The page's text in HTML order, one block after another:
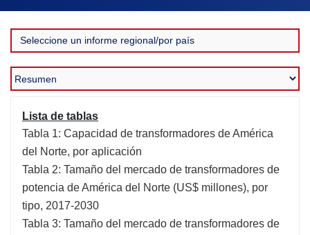
Lista de tablas
Tabla 1: Capacidad de transformadores de América
del Norte, por aplicación
Tabla 2: Tamaño del mercado de transformadores de
potencia de América del Norte (US$ millones), por
tipo, 2017-2030
Tabla 3: Tamaño del mercado de transformadores de